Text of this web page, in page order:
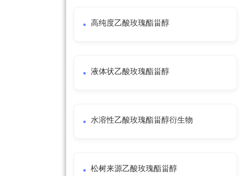
高纯度乙酸玫瑰酯甾醇
液体状乙酸玫瑰酯甾醇
水溶性乙酸玫瑰酯甾醇衍生物
松树来源乙酸玫瑰酯甾醇